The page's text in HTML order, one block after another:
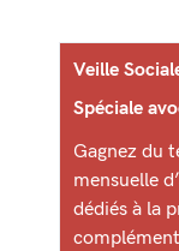
Veille
Spéciale
Gagnez du
mensuelle
dédiés à la